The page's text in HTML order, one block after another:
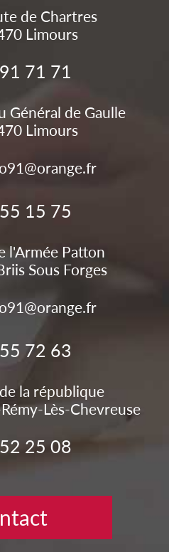
de Chartres
Limours
71 71
Général de Gaulle
Limours
15 75
l'Armée Patton
Sous Forges
72 63
la république
Lès-Chevreuse
25 08